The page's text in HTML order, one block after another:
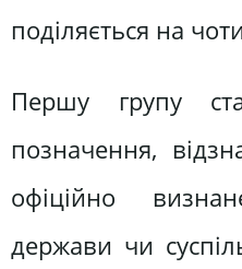
поділяється на
Першу групу
позначення,
офіційно
держави чи